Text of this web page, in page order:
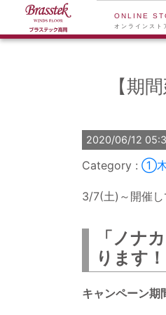
ONLINE
オンラインスト
【期
2020/06/12
①木
3/7(土)～開催し
「ノナ
ります！
キャンペーン期